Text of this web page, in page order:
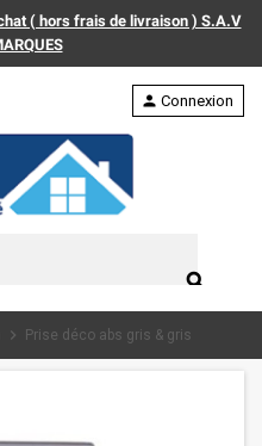
( hors frais de livraison ) S.A.V
search
person Connexion
chevron_right Prise déco abs gris & gris